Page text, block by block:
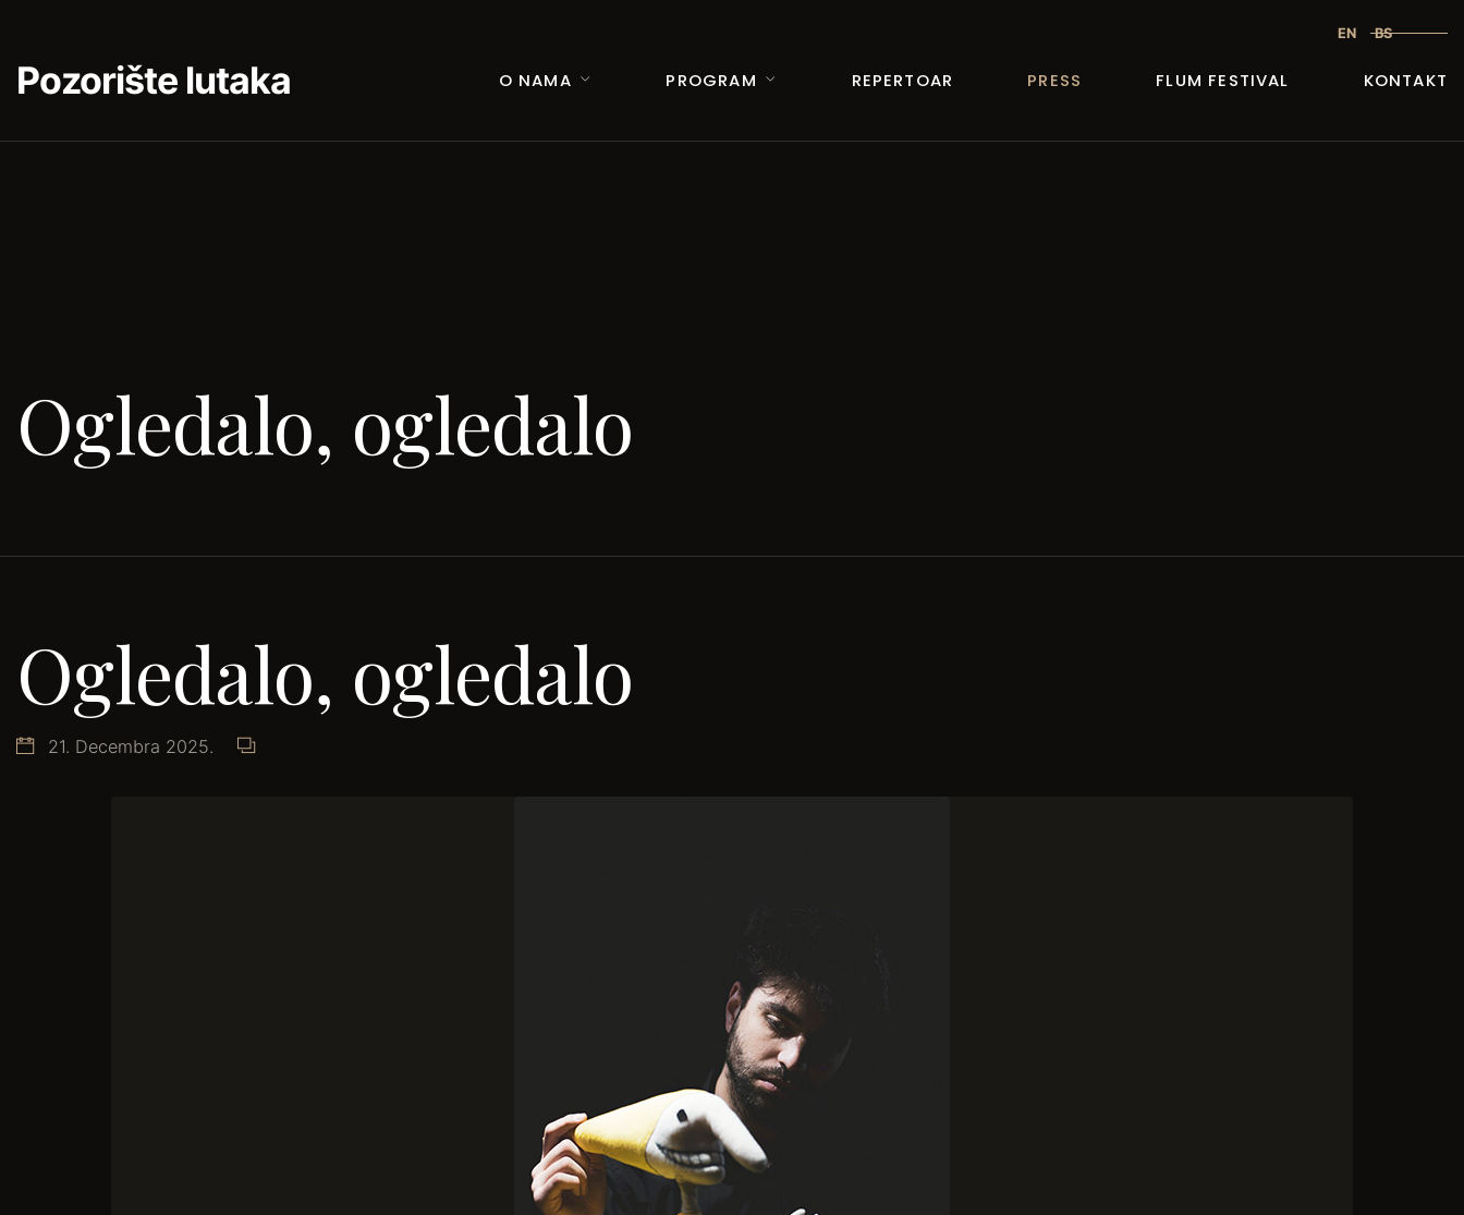
EN BS
Pozorište lutaka O NAMA PROGRAM REPERTOAR PRESS FLUM FESTIVAL KONTAKT
Ogledalo, ogledalo
Ogledalo, ogledalo
21. Decembra 2025.